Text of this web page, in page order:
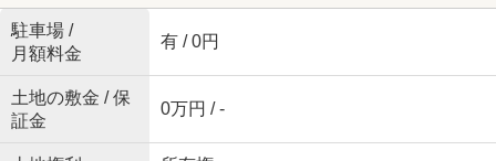
駐車場 /
月額料金
有 / 0円
土地の敷金 / 保
証金
0万円 / -